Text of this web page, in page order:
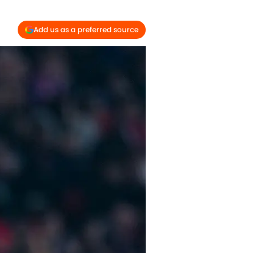
Add us as a preferred source